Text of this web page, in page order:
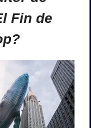
Fin de